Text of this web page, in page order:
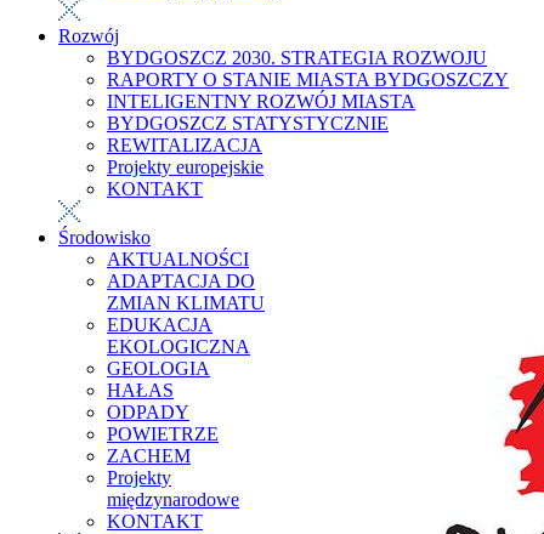
Rozwój
BYDGOSZCZ 2030. STRATEGIA ROZWOJU
RAPORTY O STANIE MIASTA BYDGOSZCZY
INTELIGENTNY ROZWÓJ MIASTA
BYDGOSZCZ STATYSTYCZNIE
REWITALIZACJA
Projekty europejskie
KONTAKT
Środowisko
AKTUALNOŚCI
ADAPTACJA DO
ZMIAN KLIMATU
EDUKACJA
EKOLOGICZNA
GEOLOGIA
HAŁAS
ODPADY
POWIETRZE
ZACHEM
Projekty
międzynarodowe
KONTAKT